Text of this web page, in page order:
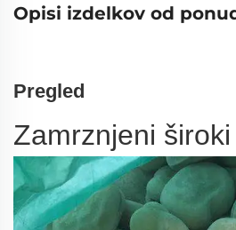
Opisi izdelkov od
Pregled
Zamrznjeni